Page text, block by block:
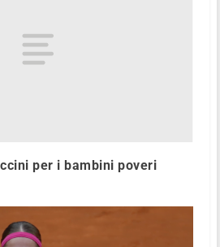
per i bambini poveri